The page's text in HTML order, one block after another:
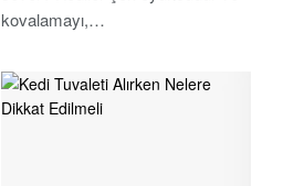
kovalamayı,…